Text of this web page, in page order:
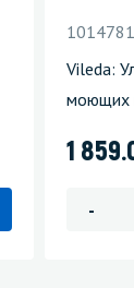
1014781
Vileda:
моющих
1
-